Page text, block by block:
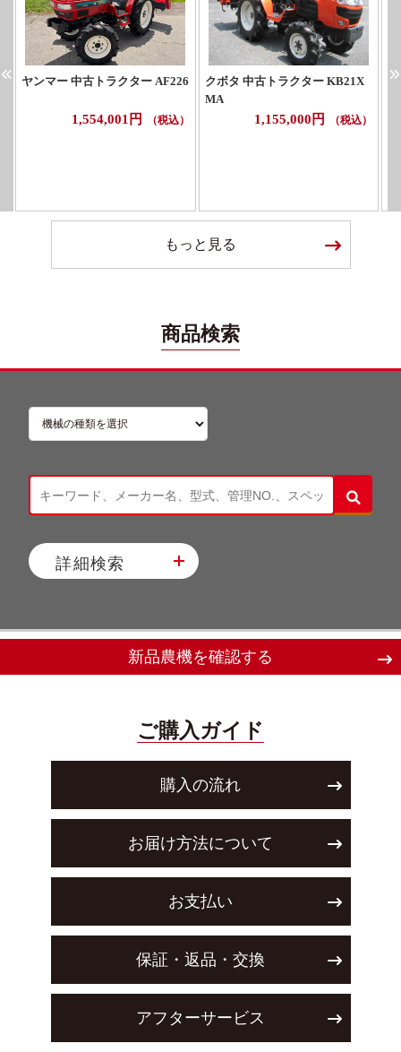
ヤンマー 中古トラクター AF226
1,554,001円 （税込）
クボタ 中古トラクター KB21X
MA
1,155,000円 （税込）
もっと見る
商品検索
詳細検索
新品農機を確認する
ご購入ガイド
購入の流れ
お届け方法について
お支払い
保証・返品・交換
アフターサービス